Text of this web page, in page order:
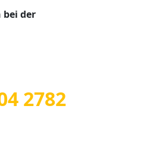
bei der
2782